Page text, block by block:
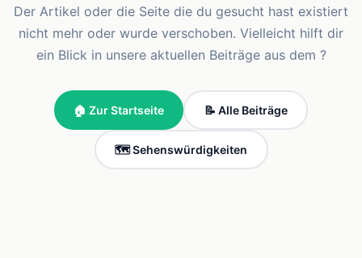
Der Artikel oder die Seite die du gesucht hast existiert
nicht mehr oder wurde verschoben. Vielleicht hilft dir
ein Blick in unsere aktuellen Beiträge aus dem ?
🏠 Zur Startseite 📝 Alle Beiträge
🗺️ Sehenswürdigkeiten